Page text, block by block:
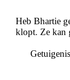
Heb Bhartie
klopt. Ze kan